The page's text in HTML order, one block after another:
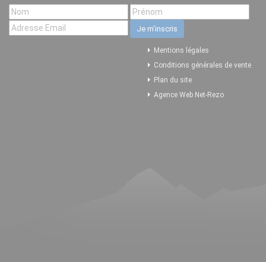
Mentions légales
Conditions générales de vente
Plan du site
Agence Web Net-Rezo